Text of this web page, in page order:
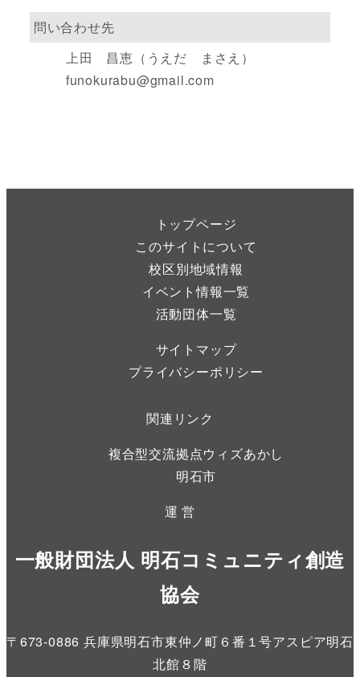
問い合わせ先
上田 昌恵（うえだ まさえ）
funokurabu@gmail.com
トップページ
このサイトについて
校区別地域情報
イベント情報一覧
活動団体一覧
サイトマップ
プライバシーポリシー
関連リンク
複合型交流拠点ウィズあかし
明石市
運 営
一般財団法人 明石コミュニティ創造
協会
〒673-0886 兵庫県明石市東仲ノ町６番１号アスピア明石
北館８階